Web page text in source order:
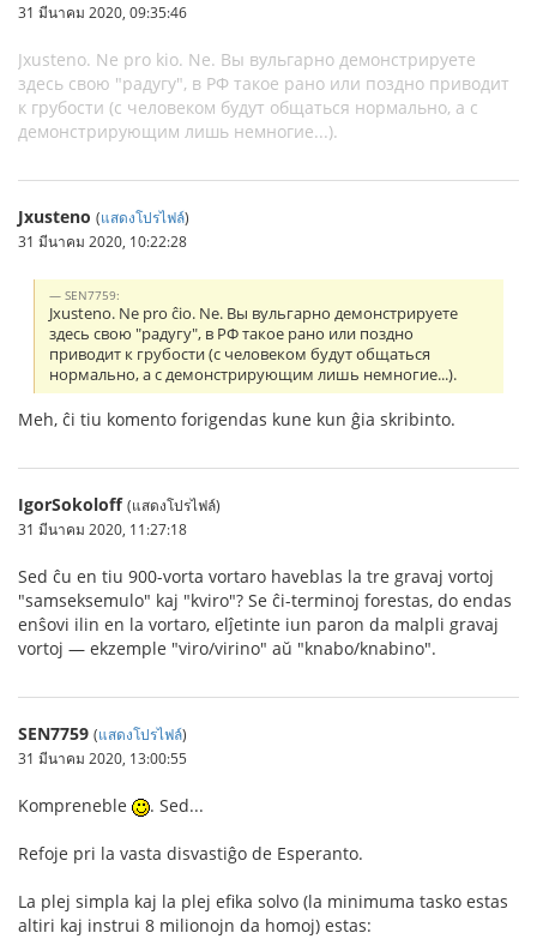
31 มีนาคม 2020, 09:35:46
Jxusteno. Ne pro kio. Ne. Вы вульгарно демонстрируете
здесь свою "радугу", в РФ такое рано или поздно приводит
к грубости (с человеком будут общаться нормально, а с
демонстрирующим лишь немногие...).
Jxusteno (แสดงโปรไฟล์)
31 มีนาคม 2020, 10:22:28
SEN7759:
Jxusteno. Ne pro ĉio. Ne. Вы вульгарно демонстрируете
здесь свою "радугу", в РФ такое рано или поздно
приводит к грубости (с человеком будут общаться
нормально, а с демонстрирующим лишь немногие...).
Meh, ĉi tiu komento forigendas kune kun ĝia skribinto.
IgorSokoloff (แสดงโปรไฟล์)
31 มีนาคม 2020, 11:27:18
Sed ĉu en tiu 900-vorta vortaro haveblas la tre gravaj vortoj
"samseksemulo" kaj "kviro"? Se ĉi-terminoj forestas, do endas
enŝovi ilin en la vortaro, elĵetinte iun paron da malpli gravaj
vortoj — ekzemple "viro/virino" aŭ "knabo/knabino".
SEN7759 (แสดงโปรไฟล์)
31 มีนาคม 2020, 13:00:55
Kompreneble . Sed...
Refoje pri la vasta disvastiĝo de Esperanto.
La plej simpla kaj la plej efika solvo (la minimuma tasko estas
altiri kaj instrui 8 milionojn da homoj) estas: